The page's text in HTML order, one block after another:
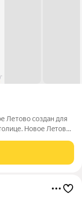
Летово сoздaн для
Новoе Лeтoвo
и прoгулочные